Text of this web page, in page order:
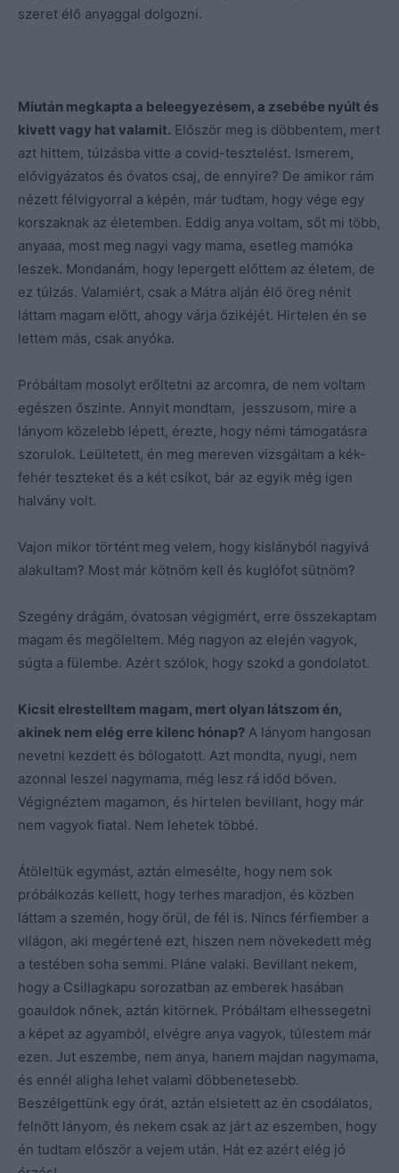
szeret élő anyaggal dolgozni.
Miután megkapta a beleegyezésem, a zsebébe nyúlt és
kivett vagy hat valamit. Először meg is döbbentem, mert
azt hittem, túlzásba vitte a covid-tesztelést. Ismerem,
elővigyázatos és óvatos csaj, de ennyire? De amikor rám
nézett félvigyorral a képén, már tudtam, hogy vége egy
korszaknak az életemben. Eddig anya voltam, sőt mi több,
anyaaa, most meg nagyi vagy mama, esetleg mamóka
leszek. Mondanám, hogy lepergett előttem az életem, de
ez túlzás. Valamiért, csak a Mátra alján élő öreg nénit
láttam magam előtt, ahogy várja őzikéjét. Hirtelen én se
lettem más, csak anyóka.
Próbáltam mosolyt erőltetni az arcomra, de nem voltam
egészen őszinte. Annyit mondtam, jesszusom, mire a
lányom közelebb lépett, érezte, hogy némi támogatásra
szorulok. Leültetett, én meg mereven vizsgáltam a kék-
fehér teszteket és a két csíkot, bár az egyik még igen
halvány volt.
Vajon mikor történt meg velem, hogy kislányból nagyivá
alakultam? Most már kötnöm kell és kuglófot sütnöm?
Szegény drágám, óvatosan végigmért, erre összekaptam
magam és megöleltem. Még nagyon az elején vagyok,
súgta a fülembe. Azért szólok, hogy szokd a gondolatot.
Kicsit elrestelltem magam, mert olyan látszom én,
akinek nem elég erre kilenc hónap? A lányom hangosan
nevetni kezdett és bólogatott. Azt mondta, nyugi, nem
azonnal leszel nagymama, még lesz rá időd bőven.
Végignéztem magamon, és hirtelen bevillant, hogy már
nem vagyok fiatal. Nem lehetek többé.
Átöleltük egymást, aztán elmesélte, hogy nem sok
próbálkozás kellett, hogy terhes maradjon, és közben
láttam a szemén, hogy örül, de fél is. Nincs férfiember a
világon, aki megértené ezt, hiszen nem növekedett még
a testében soha semmi. Pláne valaki. Bevillant nekem,
hogy a Csillagkapu sorozatban az emberek hasában
goauldok nőnek, aztán kitörnek. Próbáltam elhessegetni
a képet az agyamból, elvégre anya vagyok, túlestem már
ezen. Jut eszembe, nem anya, hanem majdan nagymama,
és ennél aligha lehet valami döbbenetesebb.
Beszélgettünk egy órát, aztán elsietett az én csodálatos,
felnőtt lányom, és nekem csak az járt az eszemben, hogy
én tudtam először a vejem után. Hát ez azért elég jó